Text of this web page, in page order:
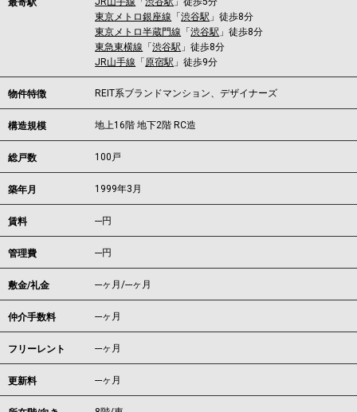
最寄駅
東京メトロ銀座線 「渋谷駅 」徒歩8分
東京メトロ半蔵門線 「渋谷駅 」徒歩8分
東急東横線 「渋谷駅 」徒歩8分
JR山手線 「 原宿駅 」徒歩9分
物件特徴 REIT系ブランドマンション、デザイナーズ
構造規模 地上16階 地下2階 RC造
総戸数 100戸
築年月 1999年3月
賃料 ---円
管理費 ---円
敷金/礼金 ---ヶ月/---ヶ月
仲介手数料 ---ヶ月
フリーレント ---ヶ月
更新料 ---ヶ月